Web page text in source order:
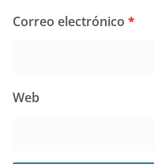
Correo electrónico *
Web